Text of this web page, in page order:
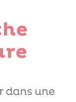
dans une